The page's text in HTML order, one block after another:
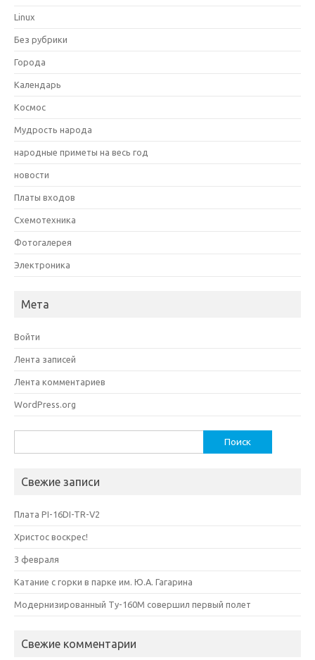
Linux
Без рубрики
Города
Календарь
Космос
Мудрость народа
народные приметы на весь год
новости
Платы входов
Схемотехника
Фотогалерея
Электроника
Мета
Войти
Лента записей
Лента комментариев
WordPress.org
Свежие записи
Плата PI-16DI-TR-V2
Христос воскрес!
3 февраля
Катание с горки в парке им. Ю.А. Гагарина
Модернизированный Ту-160М совершил первый полет
Свежие комментарии